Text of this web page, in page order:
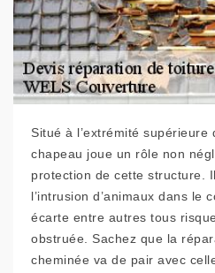
Situé à l’extrémité supérieure
chapeau joue un rôle non
protection de cette structure.
l’intrusion d’animaux dans le
écarte entre autres tous
obstruée. Sachez que la
cheminée va de pair avec